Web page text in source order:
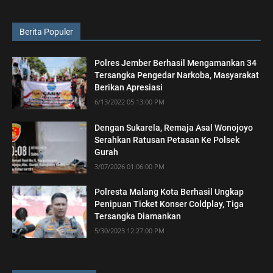
Berita Populer
Polres Jember Berhasil Mengamankan 34
Tersangka Pengedar Narkoba, Masyarakat
Berikan Apresiasi
6/13/2022 05:13:00 PM
Dengan Sukarela, Remaja Asal Wonojoyo
Serahkan Ratusan Petasan Ke Polsek
Gurah
3/07/2026 01:06:00 PM
Polresta Malang Kota Berhasil Ungkap
Penipuan Ticket Konser Coldplay, Tiga
Tersangka Diamankan
5/30/2023 12:27:00 PM